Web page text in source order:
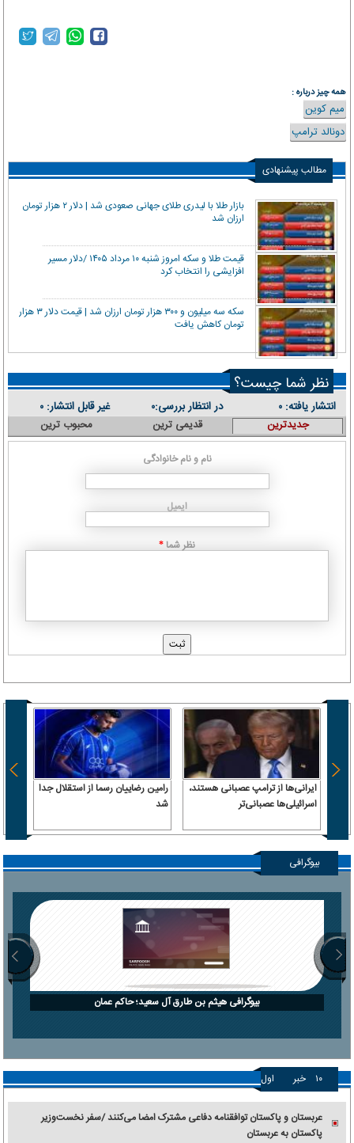
همه چیز درباره :
میم کوین
دونالد ترامپ
مطالب پیشنهادی
بازار طلا با لیدری طلای جهانی صعودی شد | دلار ۲ هزار تومان
ارزان شد
قیمت طلا و سکه امروز شنبه ۱۰ مرداد ۱۴۰۵ /دلار مسیر
افزایشی را انتخاب کرد
سکه سه میلیون و ۳۰۰ هزار تومان ارزان شد | قیمت دلار ۳ هزار
تومان کاهش یافت
نظر شما چیست؟
انتشار یافته: ۰ در انتظار بررسی:۰ غیر قابل انتشار: ۰
جدیدترین قدیمی ترین محبوب ترین
نام و نام خانوادگی
ایمیل
نظر شما *
ایرانی‌ها از ترامپ عصبانی هستند،
اسرائیلی‌ها عصبانی‌تر
رامین رضاییان رسما از استقلال جدا
شد
بیوگرافی
بیوگرافی هیثم بن طارق آل سعید؛ حاکم عمان
۱۰ خبر اول
عربستان و پاکستان توافقنامه دفاعی مشترک امضا می‌کنند /سفر نخست‌وزیر
پاکستان به عربستان